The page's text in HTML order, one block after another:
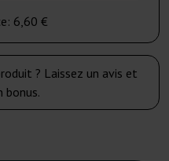
6,60 €
? Laissez un avis et
bonus.